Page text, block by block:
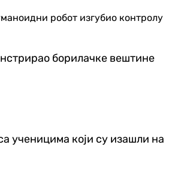
робот изгубио контролу
борилачке вештине
ученицима који су изашли на